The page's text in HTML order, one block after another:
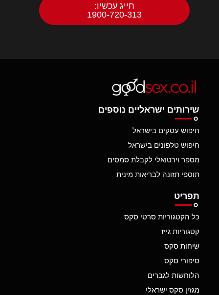
חייג עכשיו:
1900-720-313
שירותים ישראליים נוספים
חיפוש עסקים בישראל
חיפוש טלפונים בישראל
מספר וירטואלי לקבלת סמסים
תוספי תזונה לבריאות מינית
תפריט
כל הקטגוריות סרטי סקס
קטגוריות גייז
שיחות סקס
סיפורי סקס
הלוחשות לגברים
מגזין סקס ישראלי